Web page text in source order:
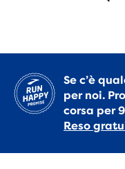
Se c’è
per noi.
corsa per
Reso